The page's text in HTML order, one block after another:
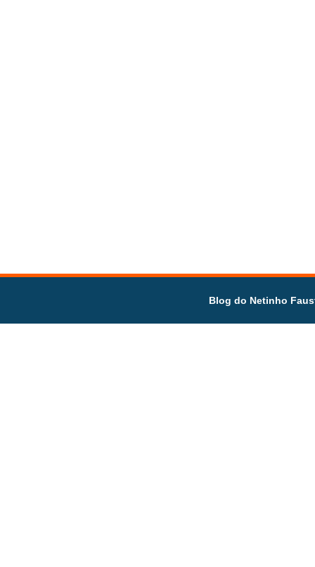
Blog do Netinho